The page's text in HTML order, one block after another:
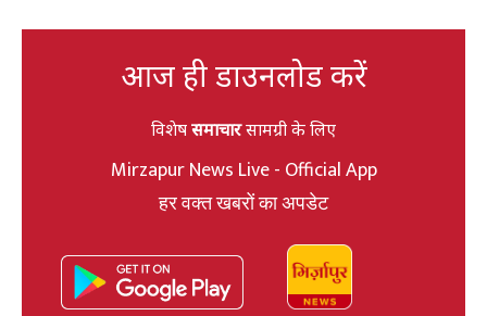
आज ही डाउनलोड करें
विशेषसमाचारसामग्री के लिए
Mirzapur News Live - Official App
हर वक्त खबरों का अपडेट